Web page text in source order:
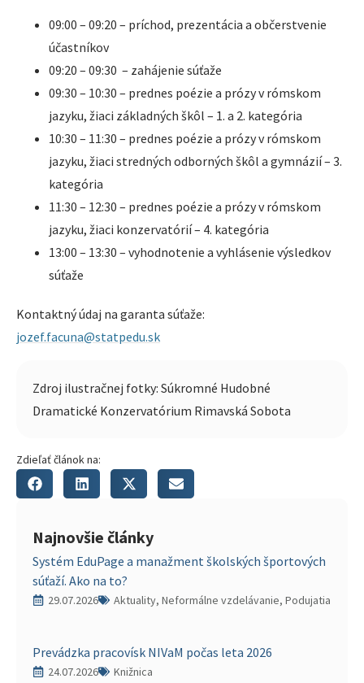
09:00 – 09:20 – príchod, prezentácia a občerstvenie
účastníkov
09:20 – 09:30 – zahájenie súťaže
09:30 – 10:30 – prednes poézie a prózy v rómskom
jazyku, žiaci základných škôl – 1. a 2. kategória
10:30 – 11:30 – prednes poézie a prózy v rómskom
jazyku, žiaci stredných odborných škôl a gymnázií – 3.
kategória
11:30 – 12:30 – prednes poézie a prózy v rómskom
jazyku, žiaci konzervatórií – 4. kategória
13:00 – 13:30 – vyhodnotenie a vyhlásenie výsledkov
súťaže
Kontaktný údaj na garanta súťaže:
jozef.facuna@statpedu.sk
Zdroj ilustračnej fotky: Súkromné Hudobné
Dramatické Konzervatórium Rimavská Sobota
Zdieľať článok na:
Najnovšie články
Systém EduPage a manažment školských športových
súťaží. Ako na to?
29.07.2026 Aktuality, Neformálne vzdelávanie, Podujatia
Prevádzka pracovísk NIVaM počas leta 2026
24.07.2026 Knižnica